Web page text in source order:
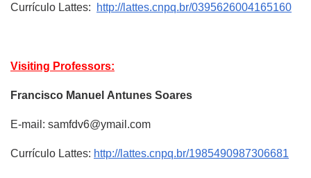
Currículo Lattes: http://lattes.cnpq.br/0395626004165160
Visiting Professors:
Francisco Manuel Antunes Soares
E-mail: samfdv6@ymail.com
Currículo Lattes: http://lattes.cnpq.br/1985490987306681